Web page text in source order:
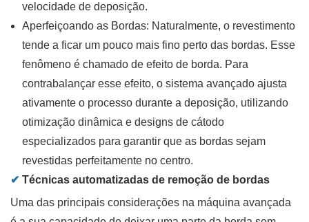
velocidade de deposição.
Aperfeiçoando as Bordas: Naturalmente, o revestimento
tende a ficar um pouco mais fino perto das bordas. Esse
fenômeno é chamado de efeito de borda. Para
contrabalançar esse efeito, o sistema avançado ajusta
ativamente o processo durante a deposição, utilizando
otimização dinâmica e designs de cátodo
especializados para garantir que as bordas sejam
revestidas perfeitamente no centro.
✔ Técnicas automatizadas de remoção de bordas
Uma das principais considerações na máquina avançada